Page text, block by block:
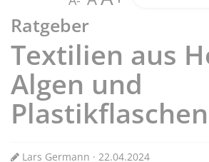
Ratgeber
Textilien aus
Algen und
Plastikflaschen
Lars Germann · 22.04.2024